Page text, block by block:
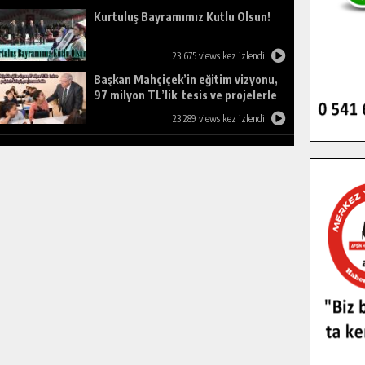
Kurtuluş Bayramımız Kutlu Olsun!
23.675 views kez izlendi
Başkan Mahçiçek’in eğitim vizyonu,
97 milyon TL’lik tesis ve projelerle
23.289 views kez izlendi